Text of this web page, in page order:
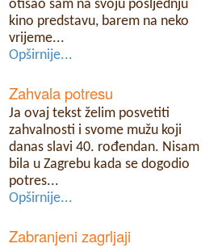
otišao sam na svoju posljednju
kino predstavu, barem na neko
vrijeme...
Opširnije...
Zahvala potresu
Ja ovaj tekst želim posvetiti
zahvalnosti i svome mužu koji
danas slavi 40. rođendan. Nisam
bila u Zagrebu kada se dogodio
potres...
Opširnije...
Zabranjeni zagrljaji